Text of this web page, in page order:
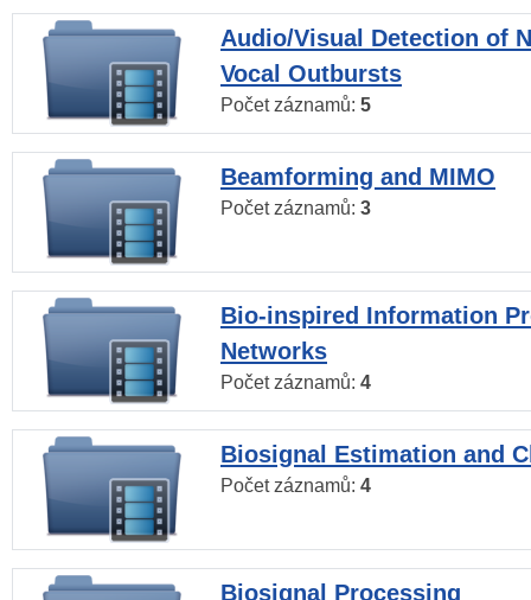
Audio/Visual Detection of
Vocal Outbursts
Počet záznamů: 5
Beamforming and MIMO
Počet záznamů: 3
Bio-inspired Information
Networks
Počet záznamů: 4
Biosignal Estimation and
Počet záznamů: 4
Biosignal Processing